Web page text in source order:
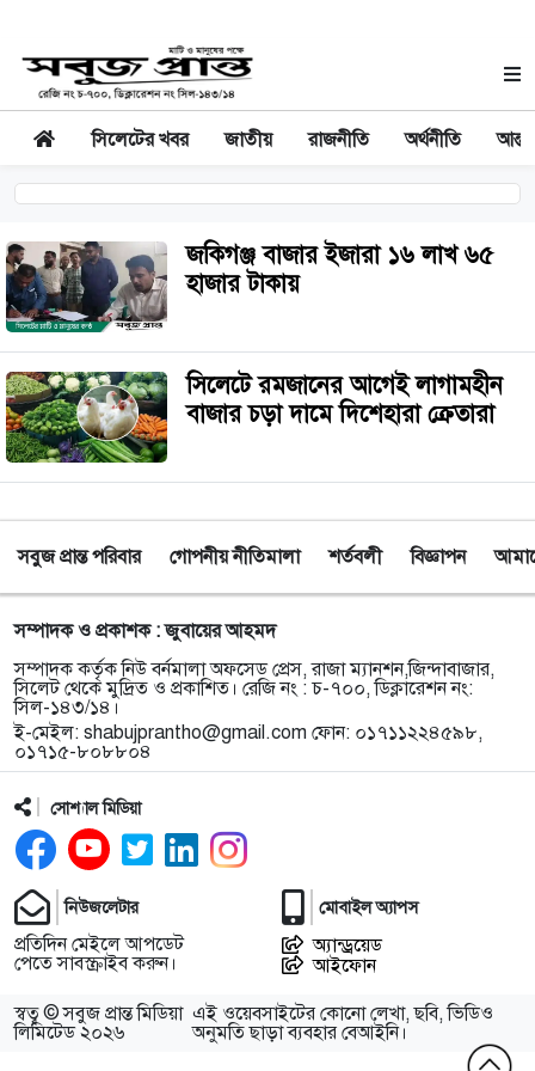
সিলেটের খবর জাতীয় রাজনীতি অর্থনীতি
জকিগঞ্জ বাজার ইজারা ১৬ লাখ ৬৫
হাজার টাকায়
সিলেটে রমজানের আগেই লাগামহীন
বাজার চড়া দামে দিশেহারা ক্রেতারা
সবুজ প্রান্ত পরিবার গোপনীয় নীতিমালা শর্তবলী বিজ্ঞাপন
সম্পাদক ও প্রকাশক : জুবায়ের আহমদ
সম্পাদক কর্তৃক নিউ বর্নমালা অফসেড প্রেস, রাজা ম্যানশন,জিন্দাবাজার,
সিলেট থেকে মুদ্রিত ও প্রকাশিত। রেজি নং : চ-৭০০, ডিক্লারেশন নং:
সিল-১৪৩/১৪।
ই-মেইল: shabujprantho@gmail.com ফোন: ০১৭১১২২৪৫৯৮,
০১৭১৫-৮০৮৮০৪
সোশ্যাল মিডিয়া
নিউজলেটার
প্রতিদিন মেইলে আপডেট
পেতে সাবস্ক্রাইব করুন।
মোবাইল অ্যাপস
অ্যান্ড্রয়েড
আইফোন
স্বত্ব © সবুজ প্রান্ত মিডিয়া
লিমিটেড ২০২৬
এই ওয়েবসাইটের কোনো লেখা, ছবি, ভিডিও
অনুমতি ছাড়া ব্যবহার বেআইনি।